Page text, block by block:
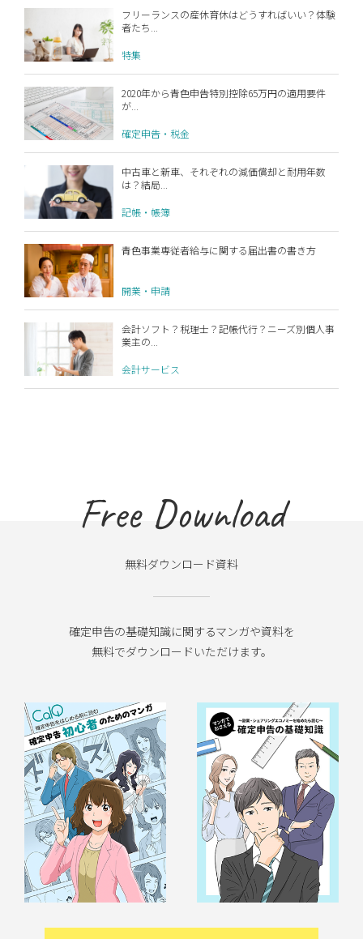
フリーランスの産休育休はどうすればいい？体験
者たち...
特集
2020年から青色申告特別控除65万円の適用要件
が...
確定申告・税金
中古車と新車、それぞれの減価償却と耐用年数
は？結局...
記帳・帳簿
青色事業専従者給与に関する届出書の書き方
開業・申請
会計ソフト？税理士？記帳代行？ニーズ別個人事
業主の...
会計サービス
Free Download
無料ダウンロード資料
確定申告の基礎知識に関するマンガや資料を
無料でダウンロードいただけます。